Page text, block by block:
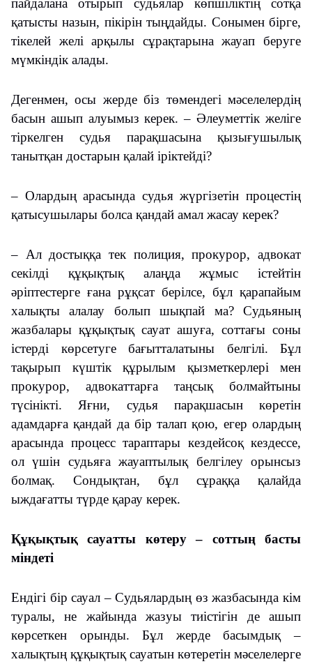
пайдалана отырып судьялар көпшіліктің сотқа
қатысты назын, пікірін тыңдайды. Сонымен бірге,
тікелей желі арқылы сұрақтарына жауап беруге
мүмкіндік алады.
Дегенмен, осы жерде біз төмендегі мәселелердің
басын ашып алуымыз керек.– Әлеуметтік желіге
тіркелген судья парақшасына қызығушылық
танытқан достарын қалай іріктейді?
– Олардың арасында судья жүргізетін процестің
қатысушылары болса қандай амал жасау керек?
– Ал достыққа тек полиция, прокурор, адвокат
секілді құқықтық алаңда жұмыс істейтін
әріптестерге ғана рұқсат берілсе, бұл қарапайым
халықты алалау болып шықпай ма? Судьяның
жазбалары құқықтық сауат ашуға, соттағы соны
істерді көрсетуге бағытталатыны белгілі. Бұл
тақырып күштік құрылым қызметкерлері мен
прокурор, адвокаттарға таңсық болмайтыны
түсінікті. Яғни, судья парақшасын көретін
адамдарға қандай да бір талап қою, егер олардың
арасында процесс тараптары кездейсоқ кездессе,
ол үшін судьяға жауаптылық белгілеу орынсыз
болмақ. Сондықтан, бұл сұраққа қалайда
ыждағатты түрде қарау керек.
Құқықтық сауатты көтеру – соттың басты
міндеті
Ендігі бір сауал – Судьялардың өз жазбасында кім
туралы, не жайында жазуы тиістігін де ашып
көрсеткен орынды. Бұл жерде басымдық –
халықтың құқықтық сауатын көтеретін мәселелерге